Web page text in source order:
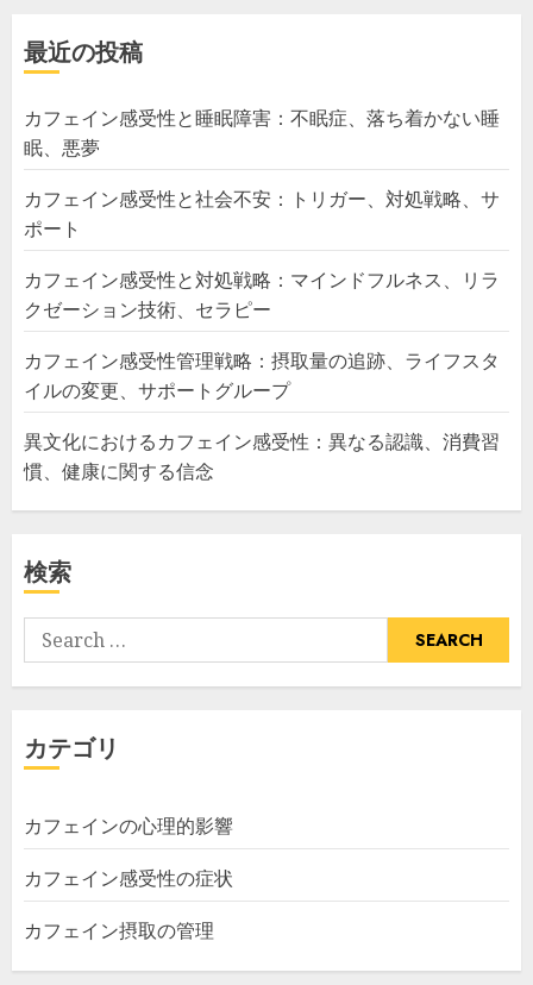
最近の投稿
カフェイン感受性と睡眠障害：不眠症、落ち着かない睡
眠、悪夢
カフェイン感受性と社会不安：トリガー、対処戦略、サ
ポート
カフェイン感受性と対処戦略：マインドフルネス、リラ
クゼーション技術、セラピー
カフェイン感受性管理戦略：摂取量の追跡、ライフスタ
イルの変更、サポートグループ
異文化におけるカフェイン感受性：異なる認識、消費習
慣、健康に関する信念
検索
Search
for:
カテゴリ
カフェインの心理的影響
カフェイン感受性の症状
カフェイン摂取の管理